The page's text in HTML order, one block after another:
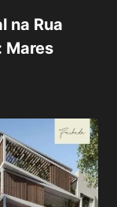
na Rua
Mares